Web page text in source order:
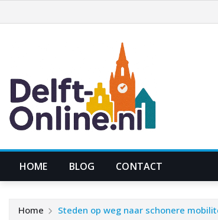
naar
HOME BLOG CONTACT
Home Steden op weg naar schonere